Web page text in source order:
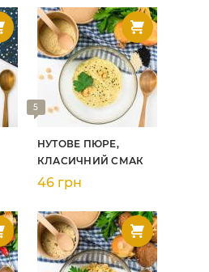
5
НУТОВЕ ПЮРЕ,
КЛАСИЧНИЙ СМАК
46 грн